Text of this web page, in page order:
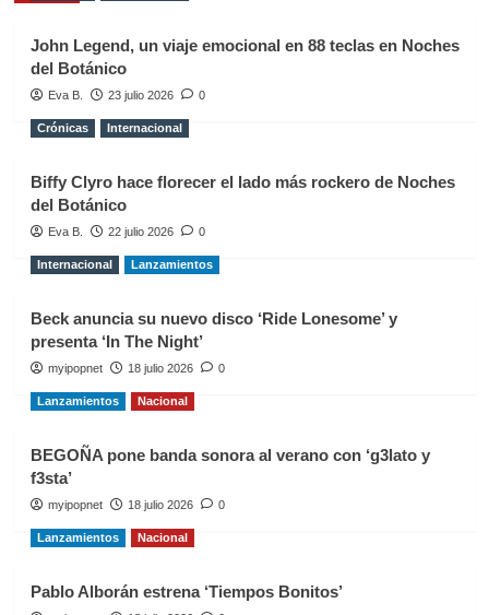
John Legend, un viaje emocional en 88 teclas en Noches
del Botánico
Eva B. 23 julio 2026 0
Crónicas Internacional
Biffy Clyro hace florecer el lado más rockero de Noches
del Botánico
Eva B. 22 julio 2026 0
Internacional Lanzamientos
Beck anuncia su nuevo disco ‘Ride Lonesome’ y
presenta ‘In The Night’
myipopnet 18 julio 2026 0
Lanzamientos Nacional
BEGOÑA pone banda sonora al verano con ‘g3lato y
f3sta’
myipopnet 18 julio 2026 0
Lanzamientos Nacional
Pablo Alborán estrena ‘Tiempos Bonitos’